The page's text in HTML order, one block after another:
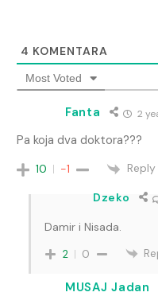
4 KOMENTARA
Most Voted
Fanta 2
Pa koja dva doktora???
10 -1 Reply
Dzeko
Damir i Nisada.
2 0
MUSAJ Jadan